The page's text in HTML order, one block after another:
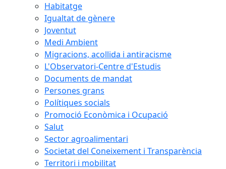
Habitatge
Igualtat de gènere
Joventut
Medi Ambient
Migracions, acollida i antiracisme
L'Observatori-Centre d'Estudis
Documents de mandat
Persones grans
Polítiques socials
Promoció Econòmica i Ocupació
Salut
Sector agroalimentari
Societat del Coneixement i Transparència
Territori i mobilitat